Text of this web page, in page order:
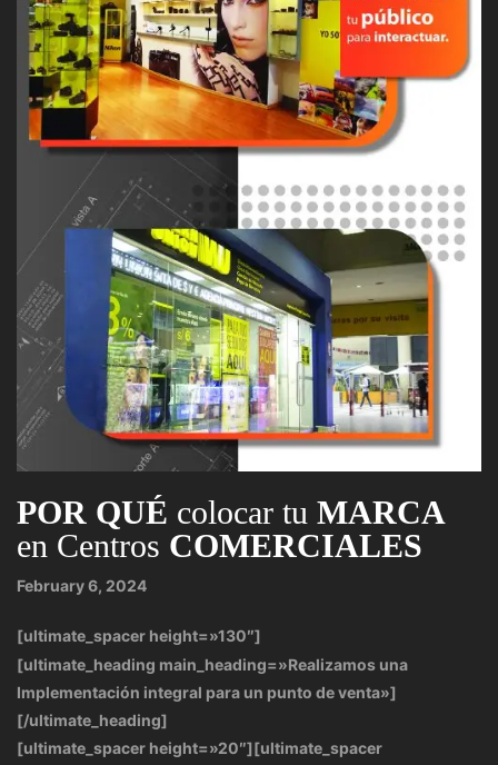
POR QUÉ colocar tu MARCA
en Centros COMERCIALES
February 6, 2024
[ultimate_spacer height=»130″]
[ultimate_heading main_heading=»Realizamos una
Implementación integral para un punto de venta»]
[/ultimate_heading]
[ultimate_spacer height=»20″][ultimate_spacer